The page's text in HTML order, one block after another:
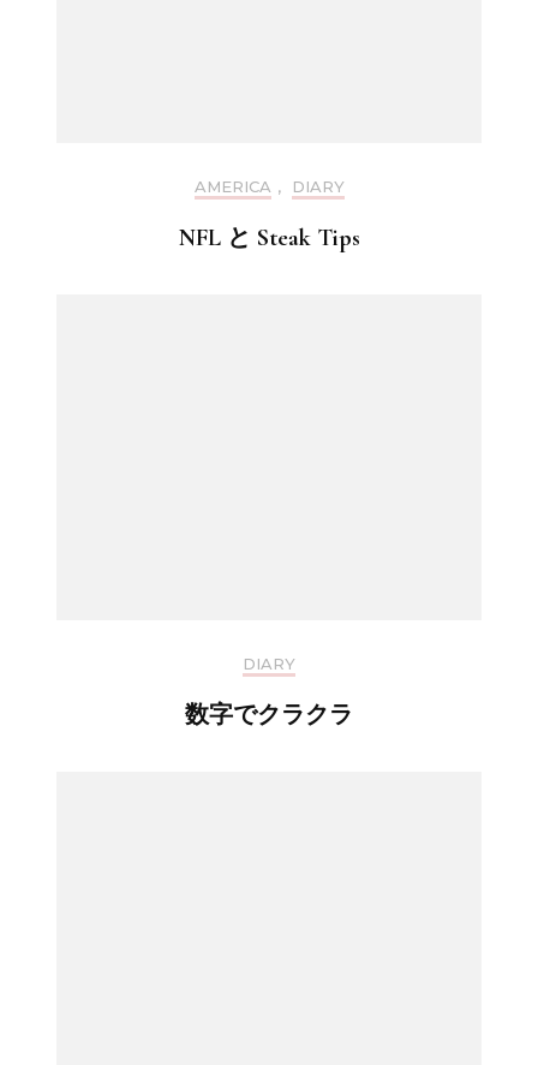
AMERICA , DIARY
NFL と Steak Tips
DIARY
数字でクラクラ